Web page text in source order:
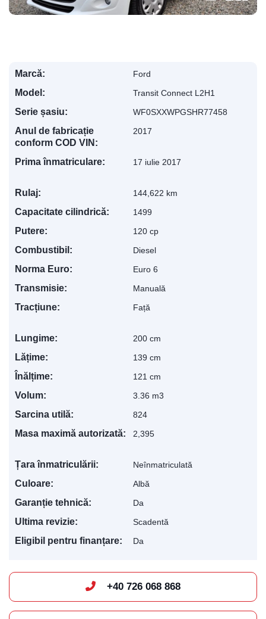
Marcă: Ford
Model: Transit Connect L2H1
Serie șasiu: WF0SXXWPGSHR77458
Anul de fabricație
conform COD VIN:
2017
Prima înmatriculare: 17 iulie 2017
Rulaj: 144,622 km
Capacitate cilindrică: 1499
Putere: 120 cp
Combustibil: Diesel
Norma Euro: Euro 6
Transmisie: Manuală
Tracțiune: Față
Lungime: 200 cm
Lățime: 139 cm
Înălțime: 121 cm
Volum: 3.36 m3
Sarcina utilă: 824
Masa maximă autorizată: 2,395
Țara înmatriculării: Neînmatriculată
Culoare: Albă
Garanție tehnică: Da
Ultima revizie: Scadentă
Eligibil pentru finanțare: Da
+40 726 068 868